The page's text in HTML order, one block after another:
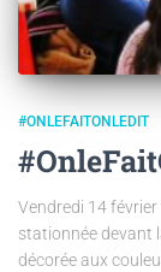
#ONLEFAITONLEDIT
Vendredi 14
stationnée devant
décorée aux